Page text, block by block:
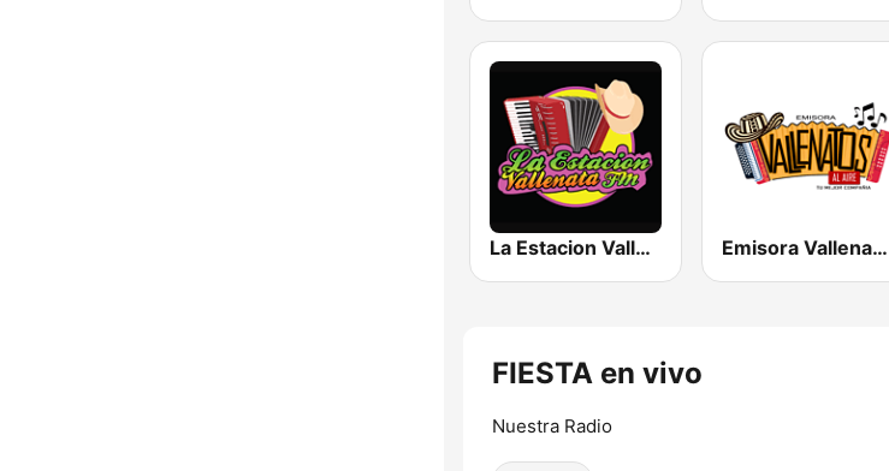
La Estacion Vallenata FM Emisora Vallenatos Al Aire
FIESTA en vivo
Nuestra Radio